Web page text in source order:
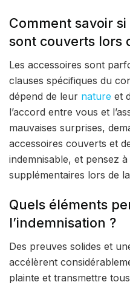
Comment savoir
sont couverts lors
Les accessoires sont
clauses spécifiques du
dépend de leur nature et
l’accord entre vous et
mauvaises surprises,
accessoires couverts et
indemnisable, et pensez
supplémentaires lors de
Quels éléments
l’indemnisation ?
Des preuves solides et
accélèrent
plainte et transmettre